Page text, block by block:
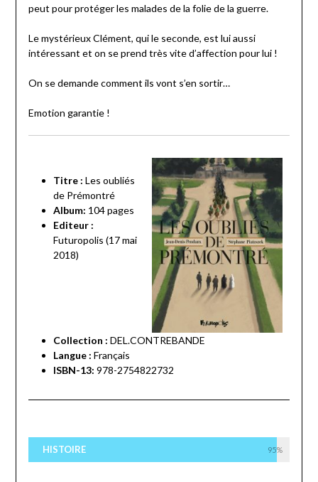
peut pour protéger les malades de la folie de la guerre.
Le mystérieux Clément, qui le seconde, est lui aussi
intéressant et on se prend très vite d’affection pour lui !
On se demande comment ils vont s’en sortir…
Emotion garantie !
Titre : Les oubliés
de Prémontré
Album: 104 pages
Editeur :
Futuropolis (17 mai
2018)
Collection : DEL.CONTREBANDE
Langue : Français
ISBN-13: 978-2754822732
HISTOIRE 95%